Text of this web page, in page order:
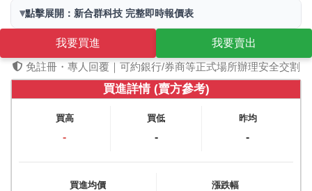
▾點擊展開：新合群科技 完整即時報價表
我要買進
我要賣出
免註冊・專人回覆｜可約銀行/券商等正式場所辦理安全交割
買進詳情 (賣方參考)
買高
-
買低
-
昨均
-
買進均價 漲跌幅